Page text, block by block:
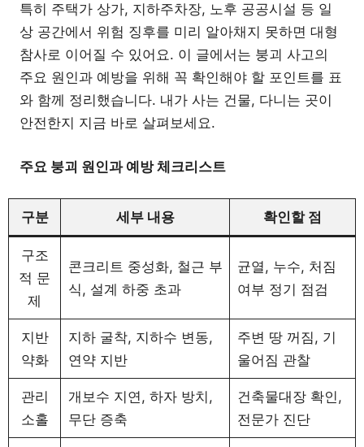
특히 주택가 상가, 지하주차장, 노후 공공시설 등 일
상 공간에서 위험 징후를 미리 알아채지 못하면 대형
참사로 이어질 수 있어요. 이 글에서는 붕괴 사고의
주요 원인과 예방을 위해 꼭 확인해야 할 포인트를 표
와 함께 정리했습니다. 내가 사는 건물, 다니는 곳이
안전한지 지금 바로 살펴보세요.
주요 붕괴 원인과 예방 체크리스트
구분 세부 내용 확인할 점
구조
적 문
제
콘크리트 중성화, 철근 부
식, 설계 하중 초과
균열, 누수, 처짐
여부 정기 점검
지반
약화
지하 굴착, 지하수 변동,
연약 지반
주변 땅 꺼짐, 기
울어짐 관찰
관리
소홀
개보수 지연, 하자 방치,
무단 증축
건축물대장 확인,
전문가 진단